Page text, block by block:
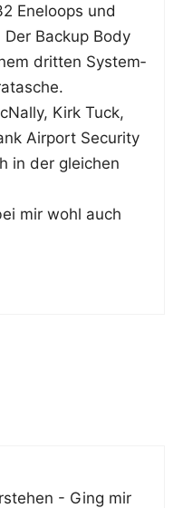
Ene­loops und
Back­up Body
drit­ten Sys­tem­
Kirk Tuck,
Air­port Secu­ri­ty
in der glei­chen
mir wohl auch
- Ging mir